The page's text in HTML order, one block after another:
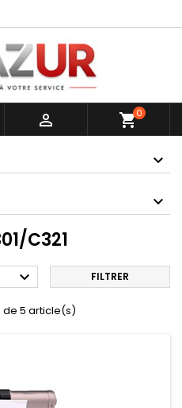
 shopping_cart0
C321
 FILTRER
de 5 article(s)